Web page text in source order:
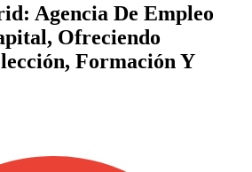
Agencia De Empleo
Ofreciendo
Formación Y